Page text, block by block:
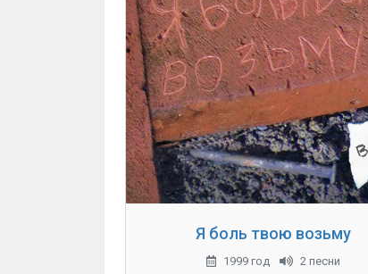
Я боль твою возьму
1999 год 2 песни